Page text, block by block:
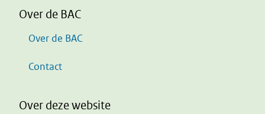
Over de BAC
Over de BAC
Contact
Over deze website